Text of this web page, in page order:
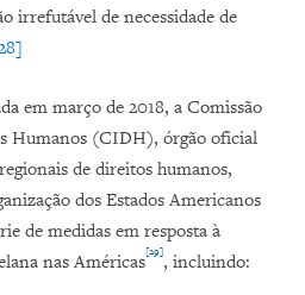
irrefutável de necessidade de
em março de 2018, a Comissão
Humanos (CIDH), órgão oficial
de direitos humanos,
dos Estados Americanos
de medidas em resposta à
nas Américas[29], incluindo: